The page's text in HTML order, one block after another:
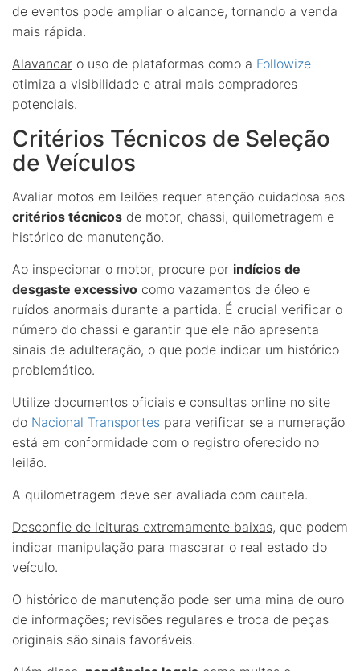
de eventos pode ampliar o alcance, tornando a venda
mais rápida.
Alavancar o uso de plataformas como a Followize
otimiza a visibilidade e atrai mais compradores
potenciais.
Critérios Técnicos de Seleção
de Veículos
Avaliar motos em leilões requer atenção cuidadosa aos
critérios técnicos de motor, chassi, quilometragem e
histórico de manutenção.
Ao inspecionar o motor, procure por indícios de
desgaste excessivo como vazamentos de óleo e
ruídos anormais durante a partida. É crucial verificar o
número do chassi e garantir que ele não apresenta
sinais de adulteração, o que pode indicar um histórico
problemático.
Utilize documentos oficiais e consultas online no site
do Nacional Transportes para verificar se a numeração
está em conformidade com o registro oferecido no
leilão.
A quilometragem deve ser avaliada com cautela.
Desconfie de leituras extremamente baixas, que podem
indicar manipulação para mascarar o real estado do
veículo.
O histórico de manutenção pode ser uma mina de ouro
de informações; revisões regulares e troca de peças
originais são sinais favoráveis.